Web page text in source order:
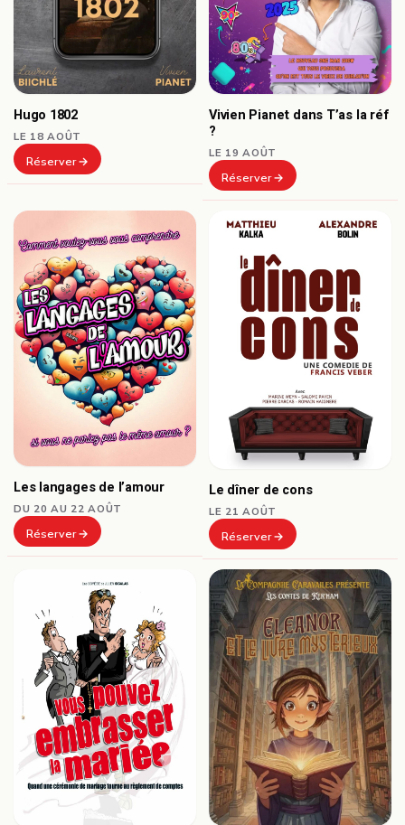
Hugo 1802
LE 18 AOÛT
Réserver
Vivien Pianet dans T’as la réf
?
LE 19 AOÛT
Réserver
Les langages de l’amour
DU 20 AU 22 AOÛT
Réserver
Le dîner de cons
LE 21 AOÛT
Réserver